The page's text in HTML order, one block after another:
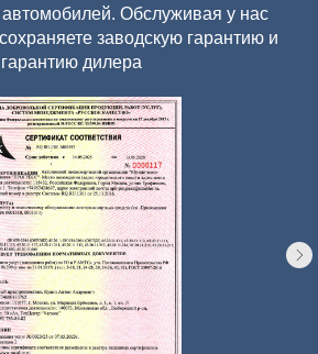
Обслуживая у нас
заводскую гарантию и
гарантию дилера